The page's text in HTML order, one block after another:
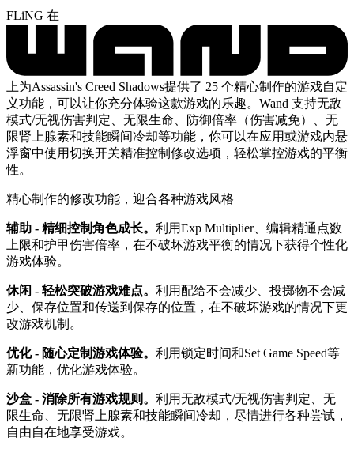
FLiNG 在
上为Assassin's Creed Shadows提供了 25 个精心制作的游戏自定
义功能，可以让你充分体验这款游戏的乐趣。Wand 支持无敌
模式/无视伤害判定、无限生命、防御倍率（伤害减免）、无
限肾上腺素和技能瞬间冷却等功能，你可以在应用或游戏内悬
浮窗中使用切换开关精准控制修改选项，轻松掌控游戏的平衡
性。
精心制作的修改功能，迎合各种游戏风格
辅助 - 精细控制角色成长。 利用Exp Multiplier、编辑精通点数
上限和护甲伤害倍率，在不破坏游戏平衡的情况下获得个性化
游戏体验。
休闲 - 轻松突破游戏难点。 利用配给不会减少、投掷物不会减
少、保存位置和传送到保存的位置，在不破坏游戏的情况下更
改游戏机制。
优化 - 随心定制游戏体验。 利用锁定时间和Set Game Speed等
新功能，优化游戏体验。
沙盒 - 消除所有游戏规则。 利用无敌模式/无视伤害判定、无
限生命、无限肾上腺素和技能瞬间冷却，尽情进行各种尝试，
自由自在地享受游戏。